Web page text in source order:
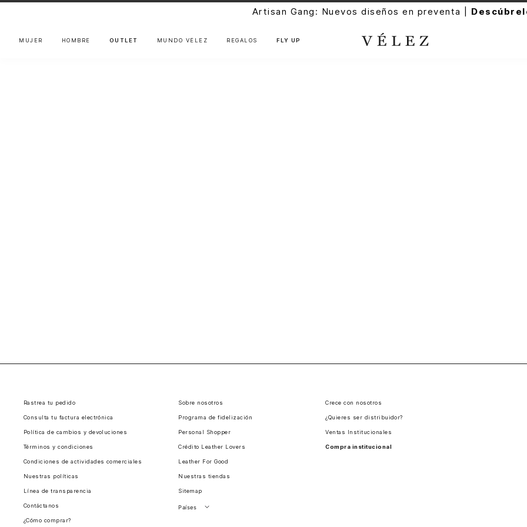
Artisan Gang: Nuevos diseños en preventa |
MUJER HOMBRE OUTLET MUNDO VÉLEZ REGALOS FLY UP
Rastrea tu pedido
Consulta tu factura electrónica
Política de cambios y devoluciones
Términos y condiciones
Condiciones de actividades comerciales
Nuestras políticas
Línea de transparencia
Contáctanos
¿Cómo comprar?
Sobre nosotros
Programa de fidelización
Personal Shopper
Crédito Leather Lovers
Leather For Good
Nuestras tiendas
Sitemap
Países
Crece con nosotros
¿Quieres ser distribuidor?
Ventas Institucionales
Compra institucional